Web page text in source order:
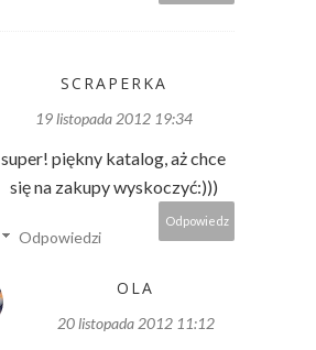
SCRAPERKA
19 listopada 2012 19:34
super! piękny katalog, aż chce
się na zakupy wyskoczyć:)))
Odpowiedz
Odpowiedzi
OLA
20 listopada 2012 11:12